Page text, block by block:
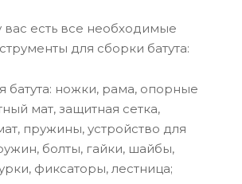
вас есть все необходимые
для сборки батута:
батута: ножки, рама, опорные
мат, защитная сетка,
пружины, устройство для
болты, гайки, шайбы,
фиксаторы, лестница;